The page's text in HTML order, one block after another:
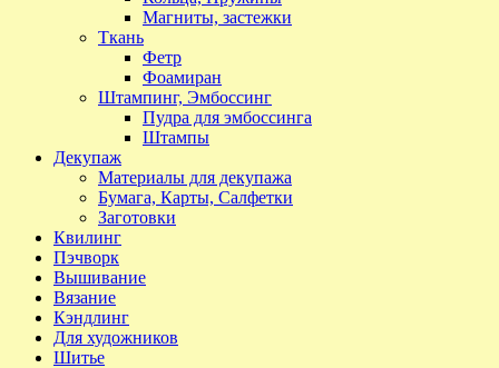
Магниты, застежки
Ткань
Фетр
Фоамиран
Штампинг, Эмбоссинг
Пудра для эмбоссинга
Штампы
Декупаж
Материалы для декупажа
Бумага, Карты, Салфетки
Заготовки
Квилинг
Пэчворк
Вышивание
Вязание
Кэндлинг
Для художников
Шитье